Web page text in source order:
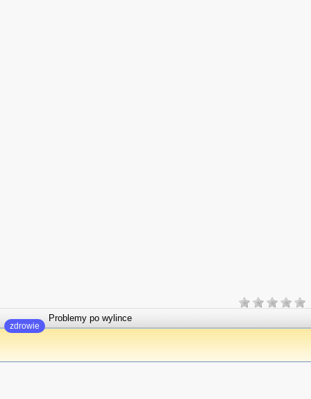
zdrowie
Problemy po wylince